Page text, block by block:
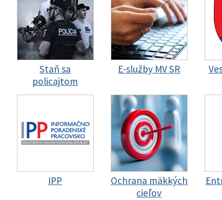
Staň sa
policajtom
E-služby MV SR
IPP
Ochrana mäkkých
cieľov